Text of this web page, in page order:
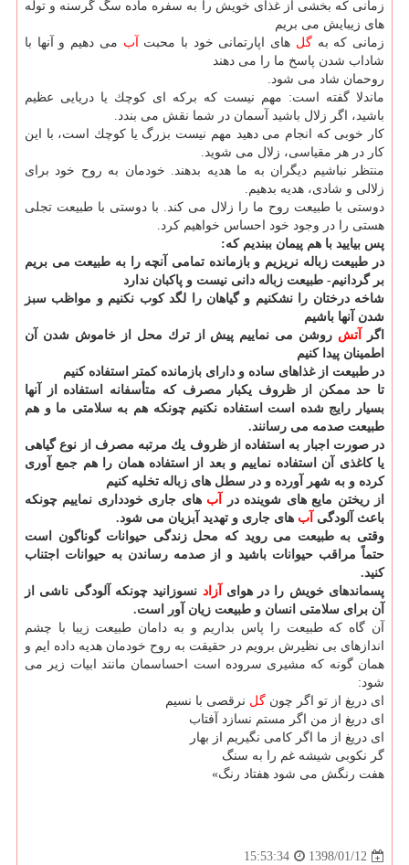
زمانی كه بخشی از غذای خویش را به سفره ماده سگ گرسنه و توله
های زیبایش می بریم
زمانی كه بهگل های اپارتمانی خود با محبت آب می دهیم و آنها با
شاداب شدن پاسخ ما را می دهند
روحمان شاد می شود.
ماندلا گفته است: مهم نیست كه بركه ای كوچك یا دریایی عظیم
باشید، اگر زلال باشید آسمان در شما نقش می بندد.
كار خوبی كه انجام می دهید مهم نیست بزرگ یا كوچك است، با این
كار در هر مقیاسی، زلال می شوید.
منتظر نباشیم دیگران به ما هدیه بدهند. خودمان به روح خود برای
زلالی و شادی، هدیه بدهیم.
دوستی با طبیعت روح ما را زلال می كند. با دوستی با طبیعت تجلی
هستی را در وجود خود احساس خواهیم كرد.
پس بیایید با هم پیمان ببندیم كه:
در طبیعت زباله نریزیم و بازمانده تمامی آنچه را به طبیعت می بریم
بر گردانیم- طبیعت زباله دانی نیست و پاكبان ندارد
شاخه درختان را نشكنیم و گیاهان را لگد كوب نكنیم و مواظب سبز
شدن آنها باشیم
اگر
آتش روشن می نماییم پیش از ترك محل از خاموش شدن آن
اطمینان پیدا كنیم
در طبیعت از غذاهای ساده و دارای بازمانده كمتر استفاده كنیم
تا حد ممكن از ظروف یكبار مصرف كه متأسفانه استفاده از آنها
بسیار رایج شده است استفاده نكنیم چونكه هم به سلامتی ما و هم
طبیعت صدمه می رسانند.
در صورت اجبار به استفاده از ظروف یك مرتبه مصرف از نوع گیاهی
یا كاغذی آن استفاده نماییم و بعد از استفاده همان را هم جمع آوری
كرده و به شهر آورده و در سطل های زباله تخلیه كنیم
از ریختن مایع های شوینده در
آب های جاری خودداری نماییم چونكه
باعث آلودگی آب های جاری و تهدید آبزیان می شود.
وقتی به طبیعت می روید كه محل زندگی حیوانات گوناگون است
حتماً مراقب حیوانات باشید و از صدمه رساندن به حیوانات اجتناب
كنید.
پسماندهای خویش را در هوای
آزاد نسوزانید چونكه آلودگی ناشی از
آن برای سلامتی انسان و طبیعت زیان آور است.
آن گاه كه طبیعت را پاس بداریم و به دامان طبیعت زیبا با چشم
اندازهای بی نظیرش برویم در حقیقت به روح خودمان هدیه داده ایم و
همان گونه كه مشیری سروده است احساسمان مانند ابیات زیر می
شود:
ای دریغ از تو اگر چون گل نرقصی با نسیم
ای دریغ از من اگر مستم نسازد آفتاب
ای دریغ از ما اگر كامی نگیریم از بهار
گر نكوبی شیشه غم را به سنگ
هفت رنگش می شود هفتاد رنگ»
1398/01/12
15:53:34